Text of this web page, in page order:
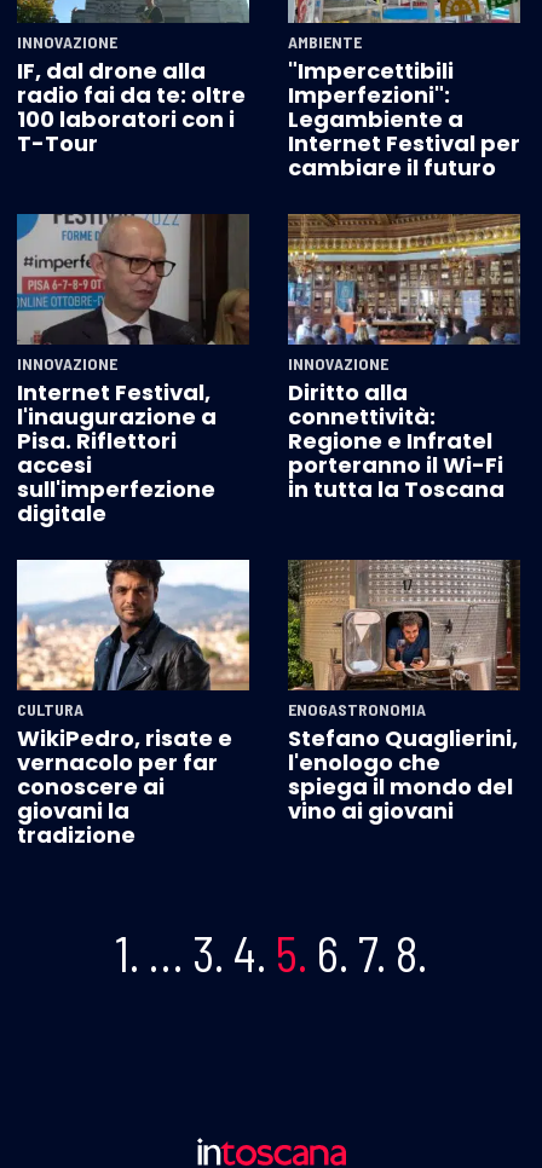
INNOVAZIONE
IF, dal drone alla
radio fai da te: oltre
100 laboratori con i
T-Tour
AMBIENTE
"Impercettibili
Imperfezioni":
Legambiente a
Internet Festival per
cambiare il futuro
INNOVAZIONE
Internet Festival,
l'inaugurazione a
Pisa. Riflettori
accesi
sull'imperfezione
digitale
INNOVAZIONE
Diritto alla
connettività:
Regione e Infratel
porteranno il Wi-Fi
in tutta la Toscana
CULTURA
WikiPedro, risate e
vernacolo per far
conoscere ai
giovani la
tradizione
ENOGASTRONOMIA
Stefano Quaglierini,
l'enologo che
spiega il mondo del
vino ai giovani
1. … 3. 4. 5. 6. 7. 8.